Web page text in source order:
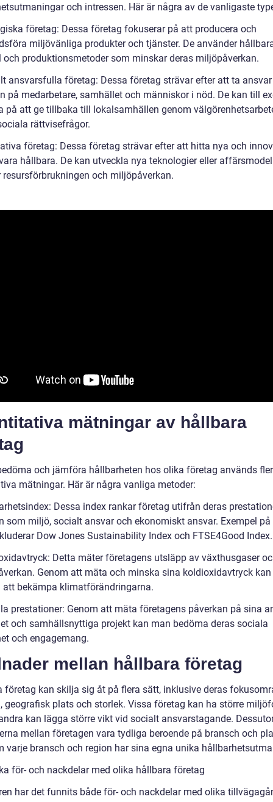
och intressen. Här är några av de vanligaste
företag: Dessa företag fokuserar på att producera och
miljövänliga produkter och tjänster. De använder
och produktionsmetoder som minskar deras miljöpåverkan.
ansvarsfulla företag: Dessa företag strävar efter att ta
på medarbetare, samhället och människor i nöd. De kan till
på att ge tillbaka till lokalsamhällen genom
rättvisefrågor.
företag: Dessa företag strävar efter att hitta nya och
hållbara. De kan utveckla nya teknologier eller
resursförbrukningen och miljöpåverkan.
mätningar av hållbara
och jämföra hållbarheten hos olika företag används
mätningar. Här är några vanliga metoder:
Dessa index rankar företag utifrån deras
som miljö, socialt ansvar och ekonomiskt ansvar. Exempel
Dow Jones Sustainability Index och FTSE4Good Index.
Detta mäter företagens utsläpp av växthusgaser
Genom att mäta och minska sina koldioxidavtryck
att bekämpa klimatförändringarna.
prestationer: Genom att mäta företagens påverkan på sina
och samhällsnyttiga projekt kan man bedöma deras sociala
och engagemang.
mellan hållbara företag
företag kan skilja sig åt på flera sätt, inklusive deras
geografisk plats och storlek. Vissa företag kan ha större
kan lägga större vikt vid socialt ansvarstagande.
mellan företagen vara tydliga beroende på bransch och
varje bransch och region har sina egna unika
för- och nackdelar med olika hållbara företag
har det funnits både för- och nackdelar med olika